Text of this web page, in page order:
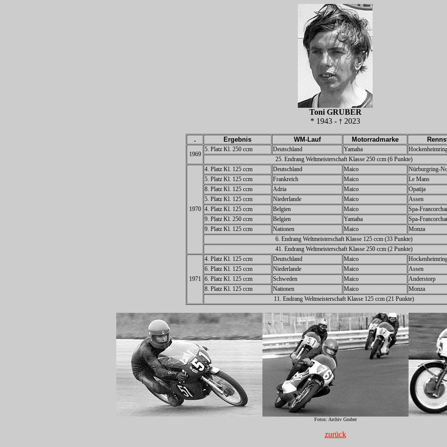
Toni GRUBER
* 1943 - † 2023
. Ergebnis WM-Lauf Motorradmarke
1969
5. Platz Kl. 250 ccm Deutschland Yamaha
25. Endrang Weltmeisterschaft Klasse 250 ccm (6 Punkte)
1970
4. Platz Kl. 125 ccm Deutschland Maico
Nürburgring-
5. Platz Kl. 125 ccm
Frankreich Maico
Le Mans
8. Platz Kl. 125 ccm
Adria Maico
Opatija
5. Platz Kl. 125 ccm
Niederlande Maico
Assen
4. Platz Kl. 125 ccm
Belgien Maico
Spa-
9. Platz Kl. 250 ccm
Belgien Yamaha
Spa-
9. Platz Kl. 125 ccm
Nationen Maico
Monza
6. Endrang Weltmeisterschaft Klasse 125 ccm (33 Punkte)
41. Endrang Weltmeisterschaft Klasse 250 ccm (2 Punkte)
1971
4. Platz Kl. 125 ccm Deutschland Maico
6. Platz Kl. 125 ccm
Niederlande Maico
Assen
6. Platz Kl. 125 ccm
Schweden Maico
Anderstorp
8. Platz Kl. 125 ccm
Nationen Maico
Monza
11. Endrang Weltmeisterschaft Klasse 125 ccm (21 Punkte)
Fotos: Archiv Gruber
zurück